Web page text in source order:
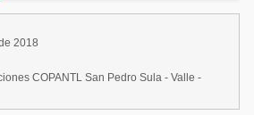
2018
COPANTL San Pedro Sula - Valle -